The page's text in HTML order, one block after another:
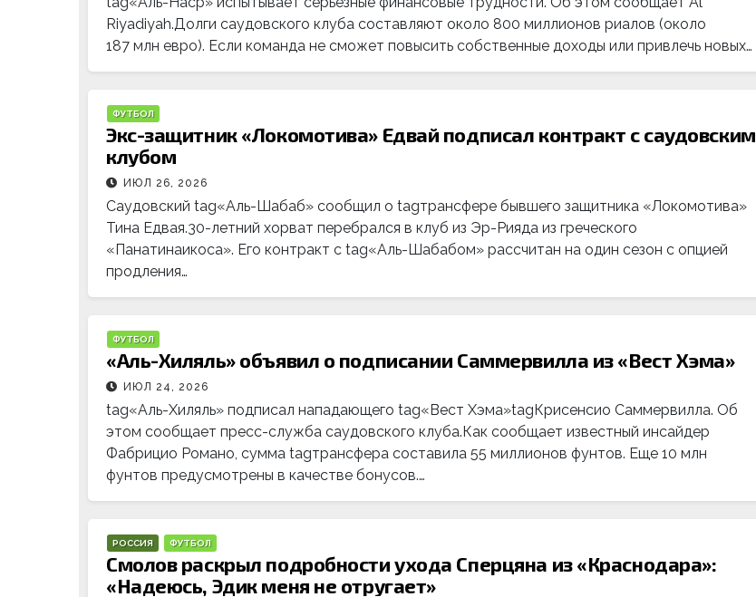
Riyadiyah.Долги саудовского клуба составляют около 800 миллионов риалов (около
187 млн евро). Если команда не сможет повысить собственные доходы или привлечь новых…
ФУТБОЛ
Экс-защитник «Локомотива» Едвай подписал контракт с саудовским
клубом
ИЮЛ 26, 2026
Саудовский tag«Аль-Шабаб» сообщил о tagтрансфере бывшего защитника «Локомотива»
Тина Едвая.30-летний хорват перебрался в клуб из Эр-Рияда из греческого
«Панатинаикоса». Его контракт с tag«Аль-Шабабом» рассчитан на один сезон с опцией
продления…
ФУТБОЛ
«Аль-Хиляль» объявил о подписании Саммервилла из «Вест Хэма»
ИЮЛ 24, 2026
tag«Аль-Хиляль» подписал нападающего tag«Вест Хэма»tagКрисенсио Саммервилла. Об
этом сообщает пресс-служба саудовского клуба.Как сообщает известный инсайдер
Фабрицио Романо, сумма tagтрансфера составила 55 миллионов фунтов. Еще 10 млн
фунтов предусмотрены в качестве бонусов.…
РОССИЯ ФУТБОЛ
Смолов раскрыл подробности ухода Сперцяна из «Краснодара»:
«Надеюсь, Эдик меня не отругает»